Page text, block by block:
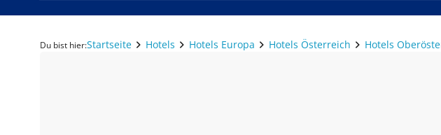
Du bist hier:Startseite Hotels Hotels Europa Hotels Österreich Hotels